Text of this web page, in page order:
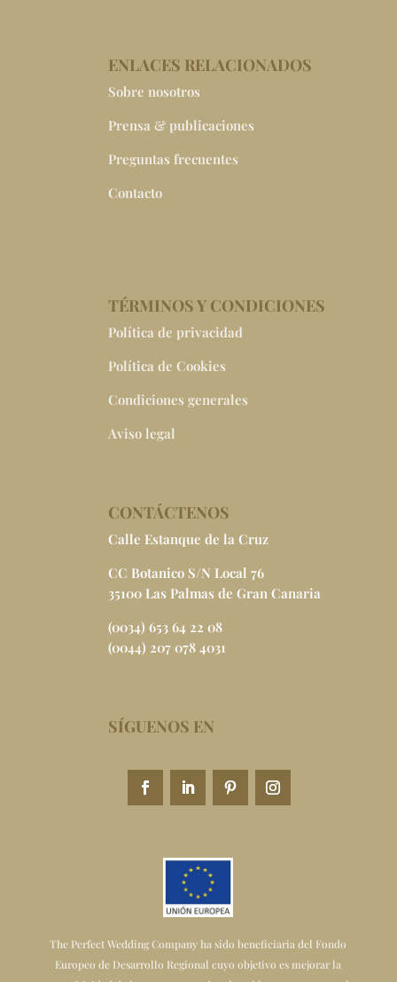
ENLACES RELACIONADOS
Sobre nosotros
Prensa & publicaciones
Preguntas frecuentes
Contacto
TÉRMINOS Y CONDICIONES
Política de privacidad
Política de Cookies
Condiciones generales
Aviso legal
CONTÁCTENOS
Calle Estanque de la Cruz
CC Botanico S/N Local 76
35100 Las Palmas de Gran Canaria
(0034) 653 64 22 08
(0044) 207 078 4031
SÍGUENOS EN
The Perfect Wedding Company ha sido beneficiaria del Fondo
Europeo de Desarrollo Regional cuyo objetivo es mejorar la